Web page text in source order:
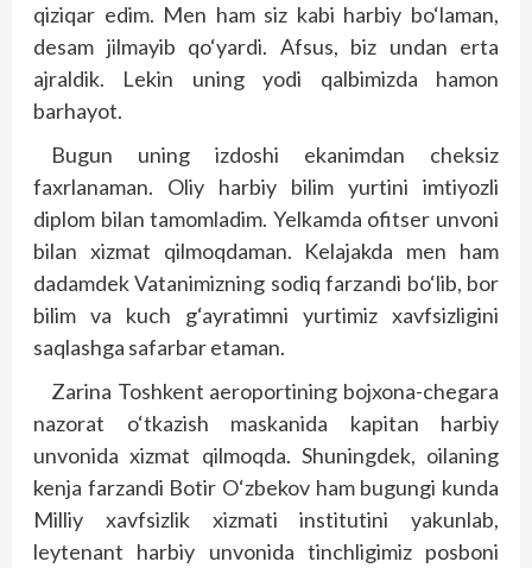
qiziqar edim. Men ham siz kabi harbiy bo‘laman,
desam jilmayib qo‘yardi. Afsus, biz undan erta
ajraldik. Lekin uning yodi qalbimizda hamon
barhayot.
Bugun uning izdoshi ekanimdan cheksiz
faxrlanaman. Oliy harbiy bilim yurtini imtiyozli
diplom bilan tamomladim. Yelkamda ofitser unvoni
bilan xizmat qilmoqdaman. Kelajakda men ham
dadamdek Vatanimizning sodiq farzandi bo‘lib, bor
bilim va kuch g‘ayratimni yurtimiz xavfsizligini
saqlashga safarbar etaman.
Zarina Toshkent aeroportining bojxona-chegara
nazorat o‘tkazish maskanida kapitan harbiy
unvonida xizmat qilmoqda. Shuningdek, oilaning
kenja farzandi Botir O‘zbekov ham bugungi kunda
Milliy xavfsizlik xizmati institutini yakunlab,
leytenant harbiy unvonida tinchligimiz posboni